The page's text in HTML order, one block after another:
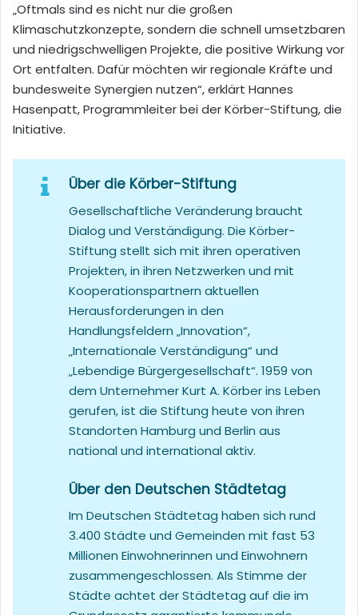
„Oftmals sind es nicht nur die großen
Klimaschutzkonzepte, sondern die schnell umsetzbaren
und niedrigschwelligen Projekte, die positive Wirkung vor
Ort entfalten. Dafür möchten wir regionale Kräfte und
bundesweite Synergien nutzen“, erklärt Hannes
Hasenpatt, Programmleiter bei der Körber-Stiftung, die
Initiative.
Über die Körber-Stiftung
Gesellschaftliche Veränderung braucht
Dialog und Verständigung. Die Körber-
Stiftung stellt sich mit ihren operativen
Projekten, in ihren Netzwerken und mit
Kooperationspartnern aktuellen
Herausforderungen in den
Handlungsfeldern „Innovation“,
„Internationale Verständigung“ und
„Lebendige Bürgergesellschaft“. 1959 von
dem Unternehmer Kurt A. Körber ins Leben
gerufen, ist die Stiftung heute von ihren
Standorten Hamburg und Berlin aus
national und international aktiv.
Über den Deutschen Städtetag
Im Deutschen Städtetag haben sich rund
3.400 Städte und Gemeinden mit fast 53
Millionen Einwohnerinnen und Einwohnern
zusammengeschlossen. Als Stimme der
Städte achtet der Städtetag auf die im